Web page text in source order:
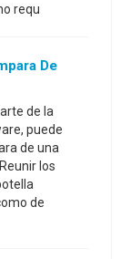
requ
De
de la
puede
de una
los
de